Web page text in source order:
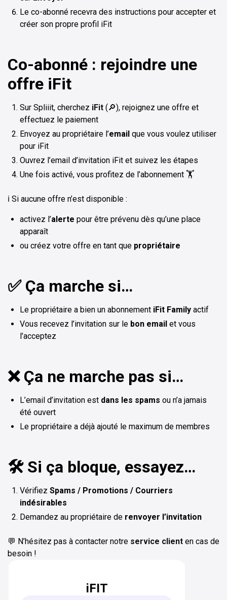
Le co-abonné recevra des instructions pour accepter et
créer son propre profil iFit
Co-abonné : rejoindre une
offre iFit
Sur Spliiit, cherchez iFit (🔎), rejoignez une offre et
effectuez le paiement
Envoyez au propriétaire l’email que vous voulez utiliser
pour iFit
Ouvrez l’email d’invitation iFit et suivez les étapes
Une fois activé, vous profitez de l’abonnement 🏋️
ℹ️ Si aucune offre n’est disponible :
activez l’alerte pour être prévenu dès qu’une place
apparaît
ou créez votre offre en tant que propriétaire
✅ Ça marche si…
Le propriétaire a bien un abonnement iFit Family actif
Vous recevez l’invitation sur le bon email et vous
l’acceptez
❌ Ça ne marche pas si…
L’email d’invitation est dans les spams ou n’a jamais
été ouvert
Le propriétaire a déjà ajouté le maximum de membres
🛠️ Si ça bloque, essayez…
Vérifiez Spams / Promotions / Courriers
indésirables
Demandez au propriétaire de renvoyer l’invitation
💬 N’hésitez pas à contacter notre service client en cas de
besoin !
iFIT